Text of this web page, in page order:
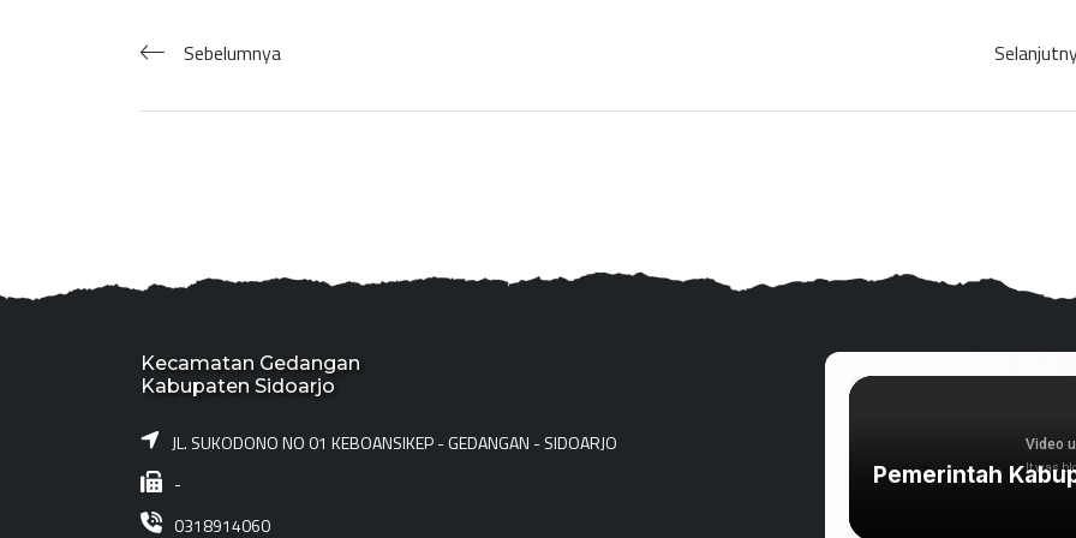
Sebelumnya
Kecamatan Gedangan
Kabupaten Sidoarjo
JL. SUKODONO NO 01 KEBOANSIKEP - GEDANGAN - SIDOARJO
-
0318914060